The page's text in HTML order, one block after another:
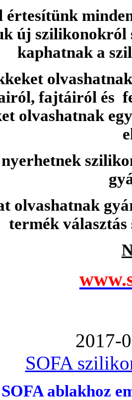
értesítünk
új szilikonokról
kaphatnak a
fajtáiról és
olvashatnak
olvashatnak
termék
2017-
SOFA
SOFA ablakhoz